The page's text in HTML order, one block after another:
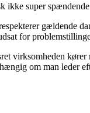
ikke super
gældende
for
virksomheden kører
om man leder